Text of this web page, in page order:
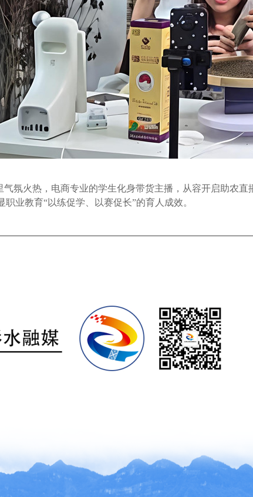
氛火热，电商专业的学生化身带货主播，从容开启助农直
业教育“以练促学、以赛促长”的育人成效。